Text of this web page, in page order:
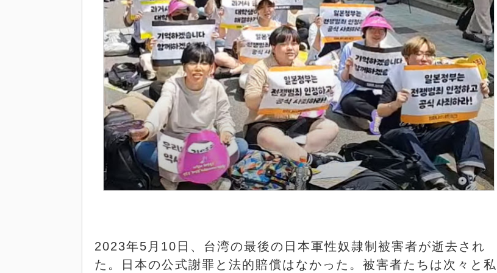
2023年5 月 10 日、台湾の最後の日本軍性奴隷制被害者が逝去され
た。日本の公式謝罪と法的賠償はなかった。被害者たちは次々と私